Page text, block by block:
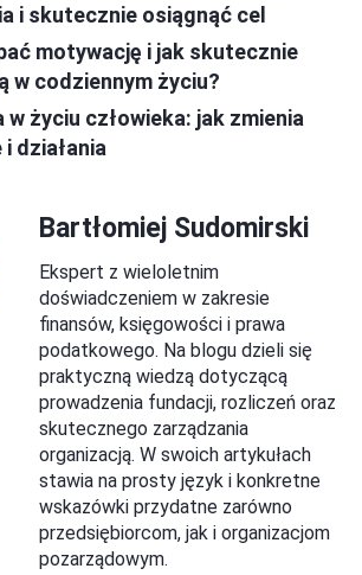
i skutecznie osiągnąć cel
motywację i jak skutecznie
w codziennym życiu?
życiu człowieka: jak zmienia
działania
Bartłomiej Sudomirski
Ekspert z wieloletnim
doświadczeniem w zakresie
finansów, księgowości i prawa
podatkowego. Na blogu dzieli się
praktyczną wiedzą dotyczącą
prowadzenia fundacji, rozliczeń oraz
skutecznego zarządzania
organizacją. W swoich artykułach
stawia na prosty język i konkretne
wskazówki przydatne zarówno
przedsiębiorcom, jak i organizacjom
pozarządowym.